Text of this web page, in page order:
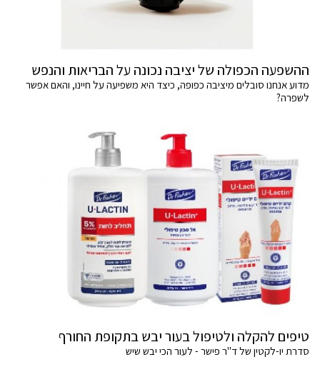
ההשפעה הכפולה של יציבה נכונה על הבריאות והנפש
מדוע אנחנו סובלים מיציבה כפופה, כיצד היא משפיעה על חיינו, והאם אפשר
לשפרה?
טיפים להקלה ולטיפול בעור יבש בתקופת החורף
סדרת יו-לקטין של ד"ר פישר - לעור הכי יבש שיש